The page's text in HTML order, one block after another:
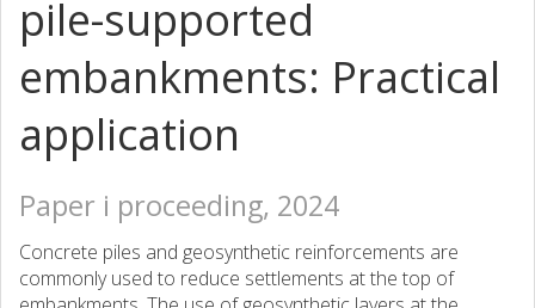
pile-supported
embankments: Practical
application
Paper i proceeding, 2024
Concrete piles and geosynthetic reinforcements are
commonly used to reduce settlements at the top of